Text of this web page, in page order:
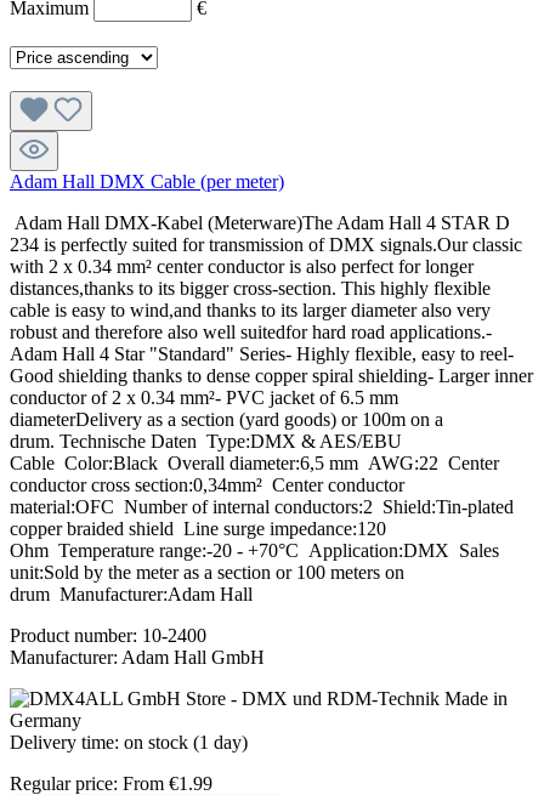
Maximum €
Adam Hall DMX Cable (per meter)
Adam Hall DMX-Kabel (Meterware)The Adam Hall 4 STAR D
234 is perfectly suited for transmission of DMX signals.Our classic
with 2 x 0.34 mm² center conductor is also perfect for longer
distances,thanks to its bigger cross-section. This highly flexible
cable is easy to wind,and thanks to its larger diameter also very
robust and therefore also well suitedfor hard road applications.-
Adam Hall 4 Star "Standard" Series- Highly flexible, easy to reel-
Good shielding thanks to dense copper spiral shielding- Larger inner
conductor of 2 x 0.34 mm²- PVC jacket of 6.5 mm
diameterDelivery as a section (yard goods) or 100m on a
drum. Technische Daten Type:DMX & AES/EBU
Cable Color:Black Overall diameter:6,5 mm AWG:22 Center
conductor cross section:0,34mm² Center conductor
material:OFC Number of internal conductors:2 Shield:Tin-plated
copper braided shield Line surge impedance:120
Ohm Temperature range:-20 - +70°C Application:DMX Sales
unit:Sold by the meter as a section or 100 meters on
drum Manufacturer:Adam Hall
Product number: 10-2400
Manufacturer: Adam Hall GmbH
Delivery time: on stock (1 day)
Regular price: From €1.99